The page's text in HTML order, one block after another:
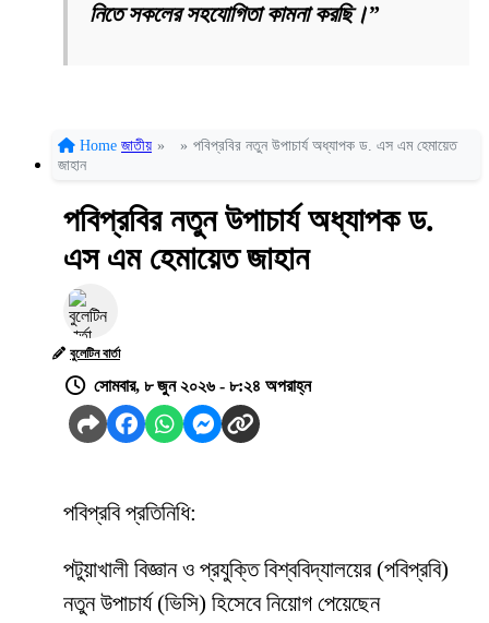
নিতে সকলের সহযোগিতা কামনা করছি।”
Home জাতীয় » » পবিপ্রবির নতুন উপাচার্য অধ্যাপক ড. এস এম হেমায়েত
জাহান
পবিপ্রবির নতুন উপাচার্য অধ্যাপক ড.
এস এম হেমায়েত জাহান
বুলেটিন বার্তা
সোমবার, ৮ জুন ২০২৬ - ৮:২৪ অপরাহ্ন
পবিপ্রবি প্রতিনিধি:
পটুয়াখালী বিজ্ঞান ও প্রযুক্তি বিশ্ববিদ্যালয়ের (পবিপ্রবি)
নতুন উপাচার্য (ভিসি) হিসেবে নিয়োগ পেয়েছেন